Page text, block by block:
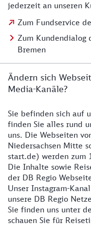
jederzeit an unseren
Zum Fundservice
Zum Kundendialog
Bremen
Ändern sich
Media-Kanäle?
Details zur Website
Sie befinden sich auf
finden Sie alles rund
uns. Die Webseiten
Niedersachsen Mitte
start.de) werden zum
Die Inhalte sowie
der DB Regio
Unser Instagram-
unsere DB Regio
Sie finden uns unter
schauen Sie für